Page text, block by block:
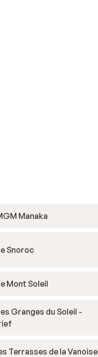
Manaka
Snoroc
Mont Soleil
Granges du Soleil -
Terrasses de la Vanoise